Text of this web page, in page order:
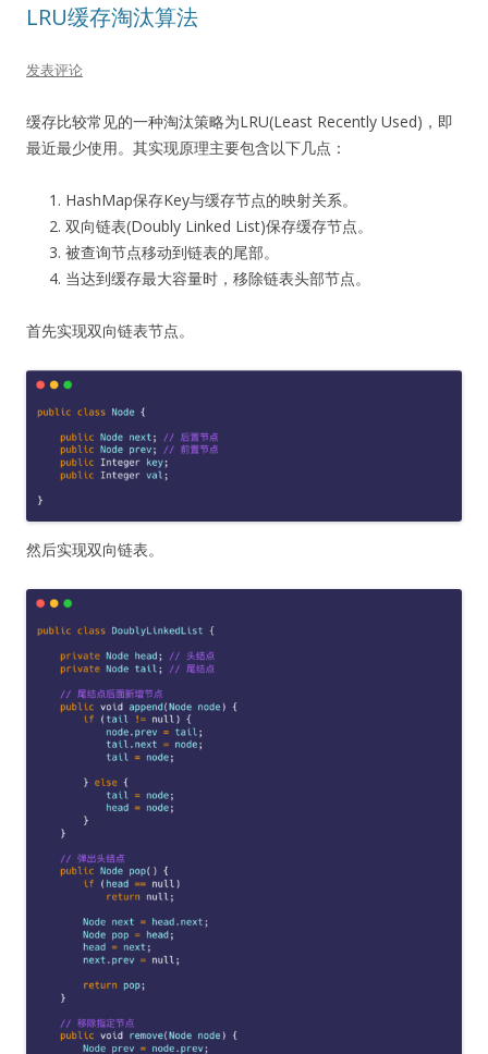
LRU缓存淘汰算法
发表评论
缓存比较常见的一种淘汰策略为LRU(Least Recently Used)，即
最近最少使用。其实现原理主要包含以下几点：
HashMap保存Key与缓存节点的映射关系。
双向链表(Doubly Linked List)保存缓存节点。
被查询节点移动到链表的尾部。
当达到缓存最大容量时，移除链表头部节点。
首先实现双向链表节点。
然后实现双向链表。